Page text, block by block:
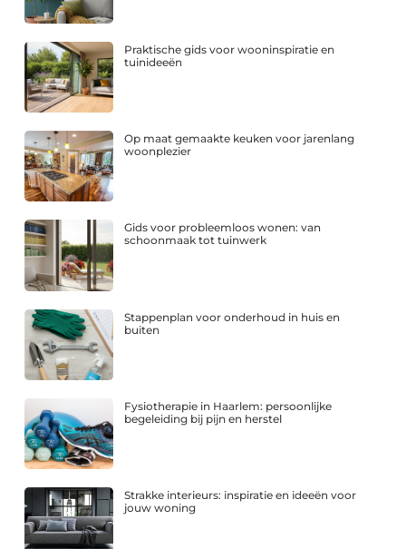
Praktische gids voor wooninspiratie en
tuinideeën
Op maat gemaakte keuken voor jarenlang
woonplezier
Gids voor probleemloos wonen: van
schoonmaak tot tuinwerk
Stappenplan voor onderhoud in huis en
buiten
Fysiotherapie in Haarlem: persoonlijke
begeleiding bij pijn en herstel
Strakke interieurs: inspiratie en ideeën voor
jouw woning